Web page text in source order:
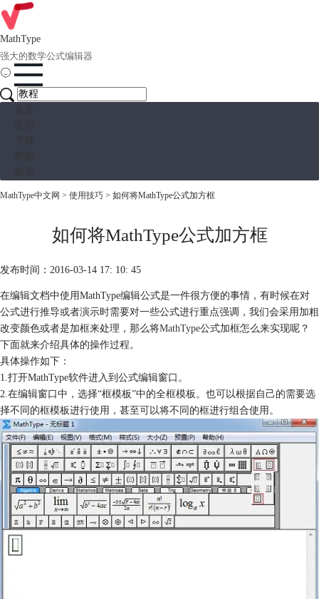
MathType
强大的数学公式编辑器
MathType中文网 > 使用技巧 > 如何将MathType公式加方框
如何将MathType公式加方框
发布时间：2016-03-14 17: 10: 45
在编辑文档中使用MathType编辑公式是一件很方便的事情，有时候在对
公式进行推导或者演示时需要对一些公式进行重点强调，我们会采用加粗
改变颜色或者是加框来处理，那么将MathType公式加框怎么来实现呢？
下面就来介绍具体的操作过程。
具体操作如下：
1.打开MathType软件进入到公式编辑窗口。
2.在编辑窗口中，选择“框模板”中的全框模板。也可以根据自己的需要选
择不同的框模板进行使用，甚至可以将不同的框进行组合使用。